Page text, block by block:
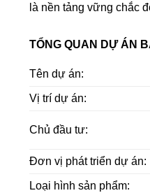
là nền tảng vững chắc
TỔNG QUAN DỰ ÁN
Tên dự án:
Vị trí dự án:
Chủ đầu tư:
Đơn vị phát triển dự án:
Loại hình sản phẩm: